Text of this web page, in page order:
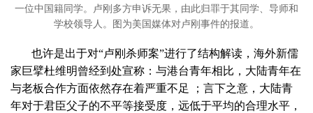
一位中国籍同学。卢刚多方申诉无果，由此归罪于其同学、导师和
学校领导人。图为美国媒体对卢刚事件的报道。
也许是出于对“卢刚杀师案”进行了结构解读，海外新儒
家巨擘杜维明曾经到处宣称：与港台青年相比，大陆青年在
与老板合作方面依然存在着严重不足 ；言下之意，大陆青
年对于君臣父子的不平等接受度，远低于平均的合理水平，